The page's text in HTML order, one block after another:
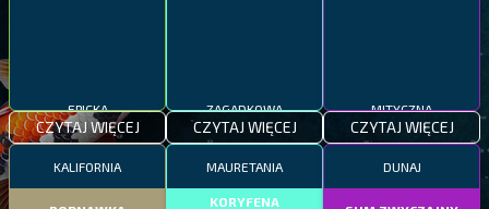
CZYTAJ WIĘCEJ CZYTAJ WIĘCEJ CZYTAJ WIĘCEJ
KALIFORNIA MAURETANIA
KORYFENA
DUNAJ